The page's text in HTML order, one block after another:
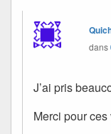
dans
J’ai pris
Merci pour ces